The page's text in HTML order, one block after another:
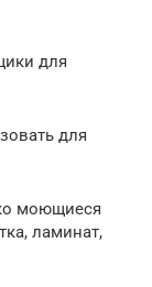
для
для
моющиеся
ламинат,